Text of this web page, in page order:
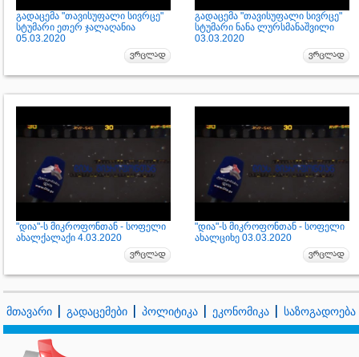
გადაცემა "თავისუფალი სივრცე"
სტუმარი ეთერ ჯალაღანია
05.03.2020
გადაცემა "თავისუფალი სივრცე"
სტუმარი ნანა ლურსმანაშვილი
03.03.2020
"დია"-ს მიკროფონთან - სოფელი
ახალქალაქი 4.03.2020
"დია"-ს მიკროფონთან - სოფელი
ახალციხე 03.03.2020
მთავარი გადაცემები პოლიტიკა ეკონომიკა საზოგადოება